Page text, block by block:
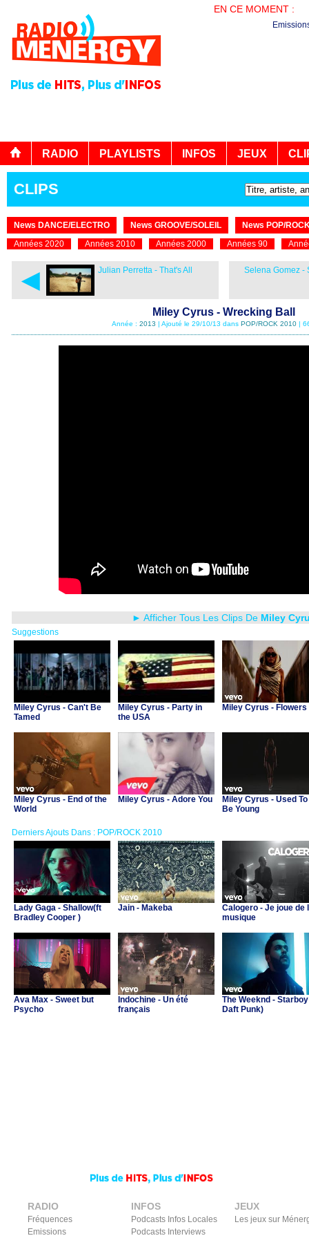
EN CE MOMENT :
RADIO PLAYLISTS INFOS JEUX
CLIPS
News DANCE/ELECTRO News GROOVE/SOLEIL
News POP/
Années 2020
Années 2010 Années 2000 Années 90
◄ Julian Perretta - That's All Selena Gomez -
Miley Cyrus - Wrecking Ball
Année : 2013 | Ajouté le 29/10/13 dans POP/ROCK 2010|
► Afficher Tous Les Clips De Miley
Suggestions
Miley Cyrus - Can't Be
Tamed
Miley Cyrus - Party in
the USA
Miley Cyrus - Flowers
Miley Cyrus - End of the
World
Miley Cyrus - Adore You
Miley Cyrus - Used To
Be Young
Derniers Ajouts Dans : POP/ROCK 2010
Lady Gaga - Shallow(ft
Bradley Cooper )
Jain - Makeba
Calogero - Je joue de
musique
Ava Max - Sweet but
Psycho
Indochine - Un été
français
The Weeknd -
Daft Punk)
RADIO
Fréquences
Emissions
INFOS
Podcasts Infos Locales
Podcasts Interviews
JEUX
Les jeux sur